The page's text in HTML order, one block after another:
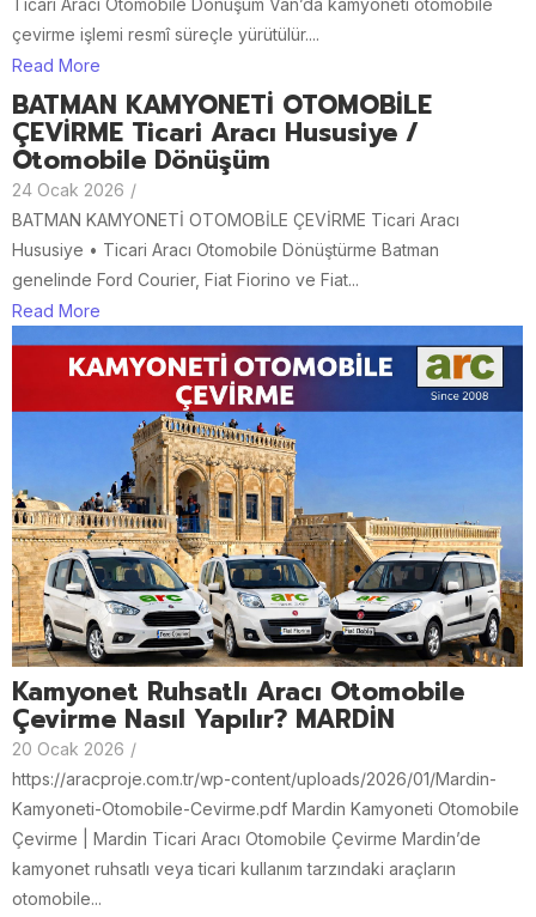
Ticari Aracı Otomobile Dönüşüm Van’da kamyoneti otomobile
çevirme işlemi resmî süreçle yürütülür....
Read More
BATMAN KAMYONETİ OTOMOBİLE
ÇEVİRME Ticari Aracı Hususiye /
Otomobile Dönüşüm
24 Ocak 2026 /
BATMAN KAMYONETİ OTOMOBİLE ÇEVİRME Ticari Aracı
Hususiye • Ticari Aracı Otomobile Dönüştürme Batman
genelinde Ford Courier, Fiat Fiorino ve Fiat...
Read More
Kamyonet Ruhsatlı Aracı Otomobile
Çevirme Nasıl Yapılır? MARDİN
20 Ocak 2026 /
https://aracproje.com.tr/wp-content/uploads/2026/01/Mardin-
Kamyoneti-Otomobile-Cevirme.pdf Mardin Kamyoneti Otomobile
Çevirme | Mardin Ticari Aracı Otomobile Çevirme Mardin’de
kamyonet ruhsatlı veya ticari kullanım tarzındaki araçların
otomobile...